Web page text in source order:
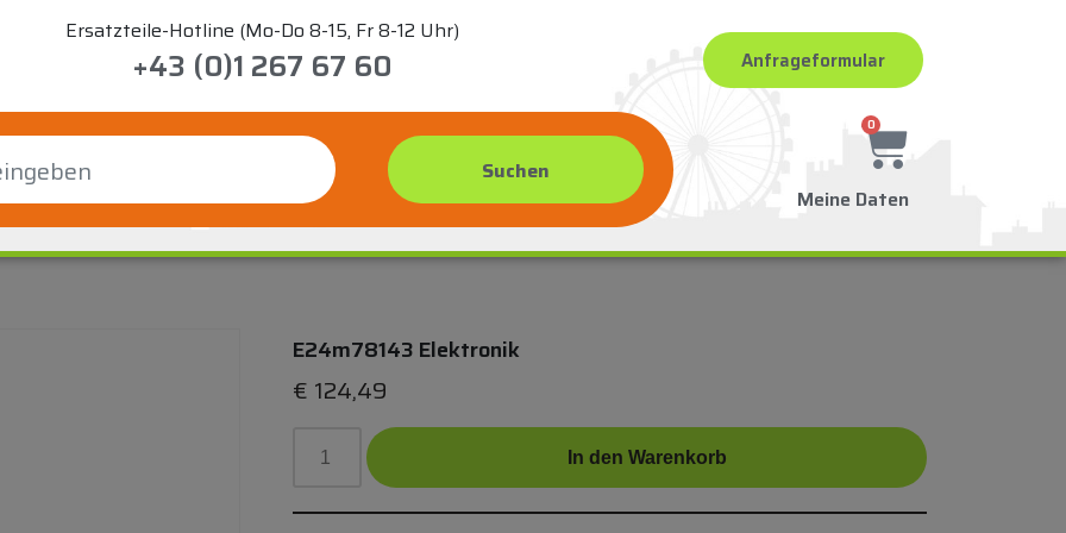
Ersatzteile-Hotline (Mo-Do 8-15, Fr 8-12 Uhr)
+43 (0)1 267 67 60 Anfrageformular
0
Meine Daten
E24m78143 Elektronik
€ 124,49
In den Warenkorb